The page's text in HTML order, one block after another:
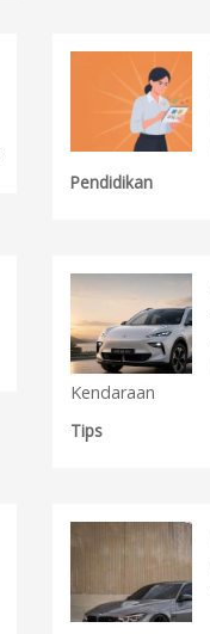
Pendidikan
Kendaraan
Tips